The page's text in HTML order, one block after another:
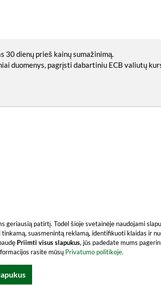
30 dienų prieš kainų sumažinimą.
duomenys, pagrįsti dabartiniu ECB valiutų
patirtį. Todėl šioje svetainėje naudojami
suasmenintą reklamą, identifikuoti klaidas ir
Priimti visus slapukus, jūs padedate mums
rasite mūsų Privatumo politikoje.